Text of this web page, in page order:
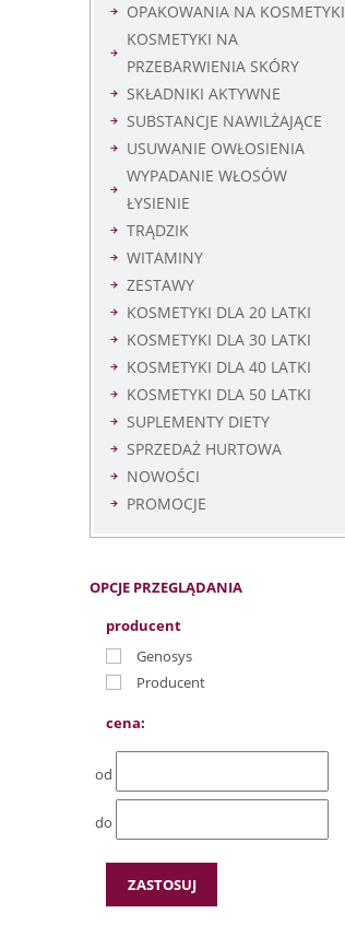
OPAKOWANIA NA KOSMETYKI
KOSMETYKI NA
PRZEBARWIENIA SKÓRY
SKŁADNIKI AKTYWNE
SUBSTANCJE NAWILŻAJĄCE
USUWANIE OWŁOSIENIA
WYPADANIE WŁOSÓW
ŁYSIENIE
TRĄDZIK
WITAMINY
ZESTAWY
KOSMETYKI DLA 20 LATKI
KOSMETYKI DLA 30 LATKI
KOSMETYKI DLA 40 LATKI
KOSMETYKI DLA 50 LATKI
SUPLEMENTY DIETY
SPRZEDAŻ HURTOWA
NOWOŚCI
PROMOCJE
OPCJE PRZEGLĄDANIA
producent
Genosys
Producent
cena:
od
do
ZASTOSUJ